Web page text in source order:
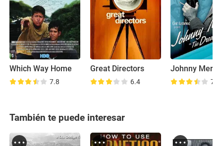
Which Way Home
7.8
Great Directors
6.4 7.8
También te puede interesar